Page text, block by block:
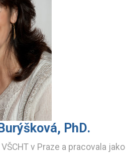
PhD.
v Praze a pracovala jako